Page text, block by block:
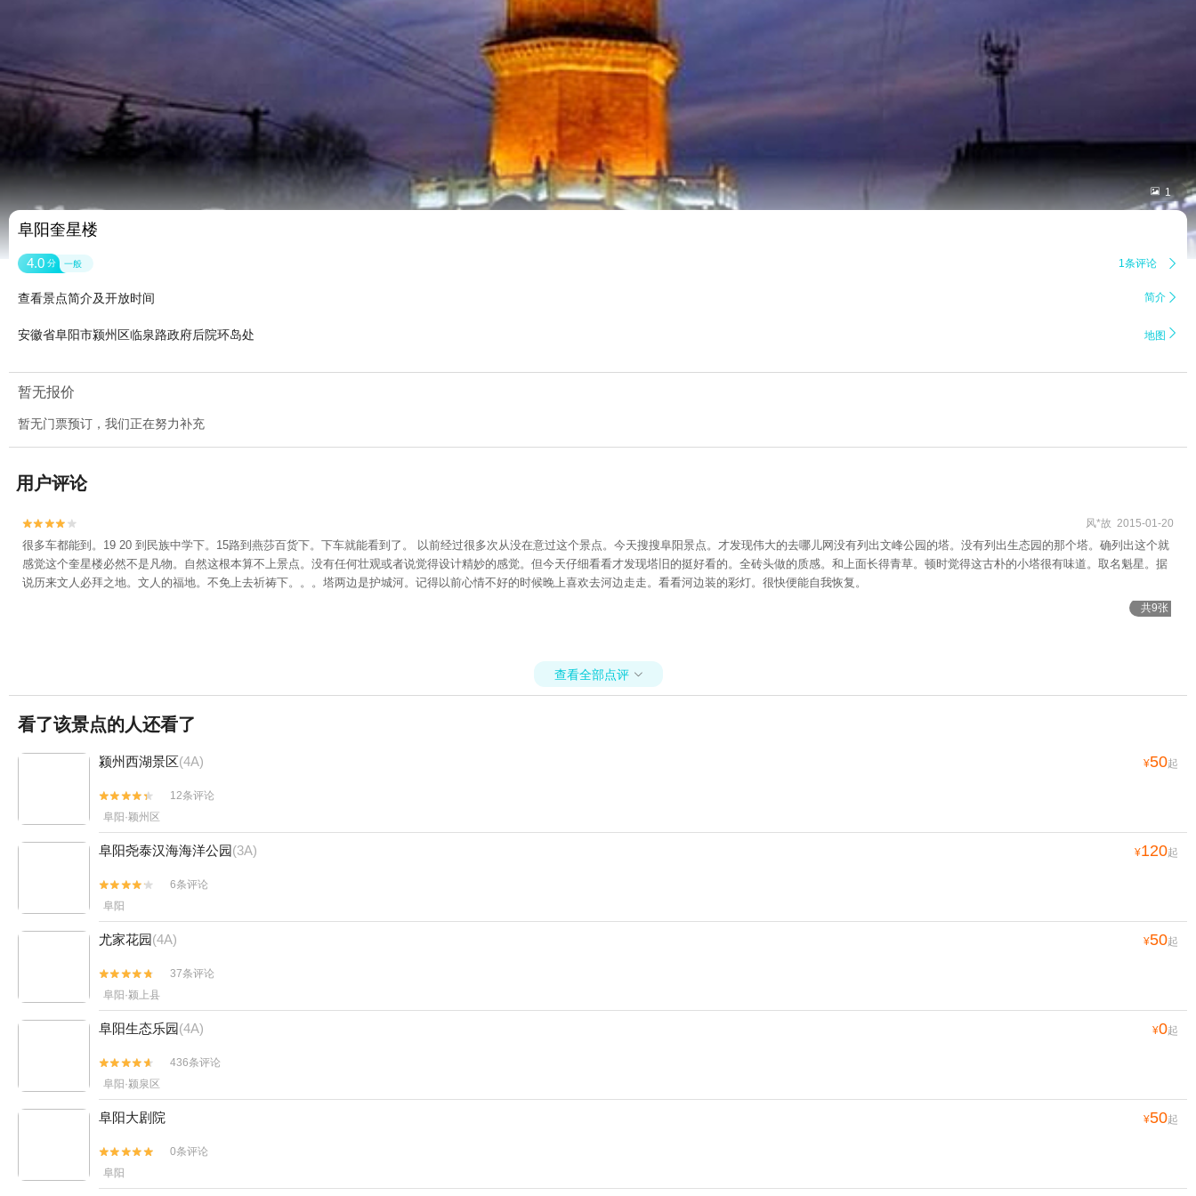
 1
阜阳奎星楼
4.0 分 一般 1条评论 
查看景点简介及开放时间 简介 
安徽省阜阳市颍州区临泉路政府后院环岛处 地图 
暂无报价
暂无门票预订，我们正在努力补充
用户评论

 风*故 2015-01-20
很多车都能到。19 20 到民族中学下。15路到燕莎百货下。下车就能看到了。 以前经过很多次从没在意过这个景点。今天搜搜阜阳景点。才发现伟大的去哪儿网没有列出文峰公园的塔。没有列出生态园的那个塔。确列出这个就
感觉这个奎星楼必然不是凡物。自然这根本算不上景点。没有任何壮观或者说觉得设计精妙的感觉。但今天仔细看看才发现塔旧的挺好看的。全砖头做的质感。和上面长得青草。顿时觉得这古朴的小塔很有味道。取名魁星。据
说历来文人必拜之地。文人的福地。不免上去祈祷下。。。塔两边是护城河。记得以前心情不好的时候晚上喜欢去河边走走。看看河边装的彩灯。很快便能自我恢复。
共9张
查看全部点评 
看了该景点的人还看了
颍州西湖景区(4A) ¥50起


12条评论
阜阳·颖州区
阜阳尧泰汉海海洋公园(3A) ¥120起


6条评论
阜阳
尤家花园(4A) ¥50起


37条评论
阜阳·颍上县
阜阳生态乐园(4A) ¥0起


436条评论
阜阳·颍泉区
阜阳大剧院 ¥50起


0条评论
阜阳